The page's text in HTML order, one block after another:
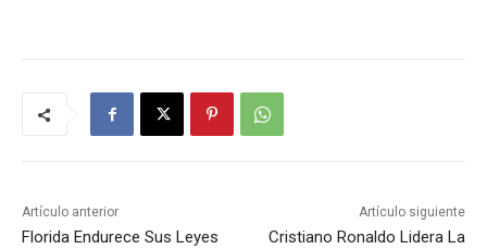
Artículo anterior
Florida Endurece Sus Leyes
Artículo siguiente
Cristiano Ronaldo Lidera La